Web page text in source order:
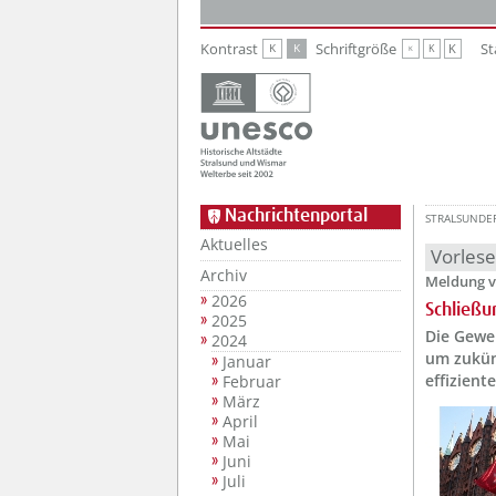
Kontrast K K Schriftgröße K K K
Nachrichtenportal
Aktuelles
Archiv
2026
2025
2024
Januar
Februar
März
April
Mai
Juni
Juli
Meldung
Die
um